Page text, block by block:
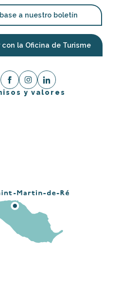
a nuestro boletín
la Oficina de Turisme
y valores